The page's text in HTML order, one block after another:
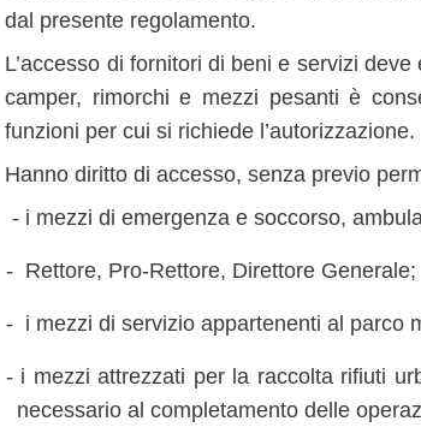
dal presente regolamento.
L’accesso di fornitori di beni e servizi
camper, rimorchi e mezzi pesanti è
funzioni per cui si richiede l’autorizzazione.
Hanno diritto di accesso, senza previo
‐i mezzi di emergenza e soccorso,
‐Rettore, Pro-Rettore, Direttore Generale;
‐i mezzi di servizio appartenenti al parco
‐i mezzi attrezzati per la raccolta rifiuti
necessario al completamento delle